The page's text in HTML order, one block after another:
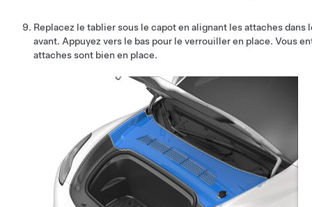
Replacez le tablier sous le capot en alignant les attaches
avant. Appuyez vers le bas pour le verrouiller en place. Vous
attaches sont bien en place.